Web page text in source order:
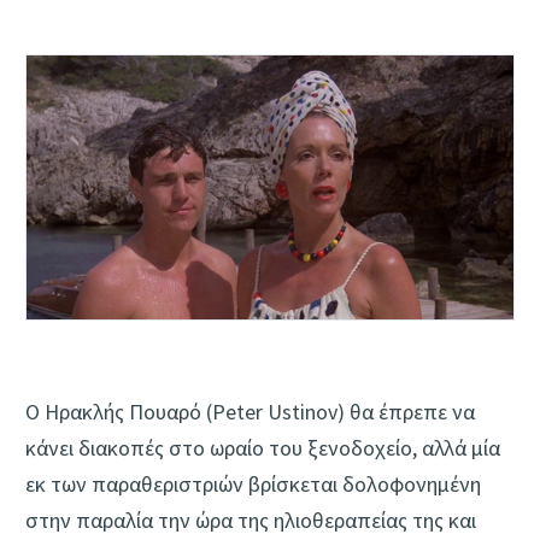
Ο Ηρακλής Πουαρό (Peter Ustinov) θα έπρεπε να
κάνει διακοπές στο ωραίο του ξενοδοχείο, αλλά μία
εκ των παραθεριστριών βρίσκεται δολοφονημένη
στην παραλία την ώρα της ηλιοθεραπείας της και